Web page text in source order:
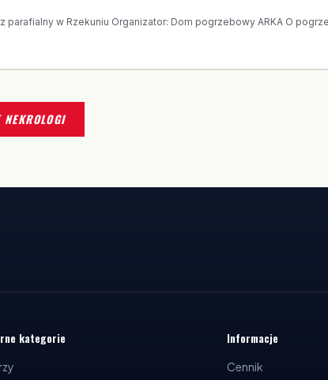
parafialny w Rzekuniu Organizator: Dom pogrzebowy ARKA O
NEKROLOGI
kategorie Informacje
Cennik